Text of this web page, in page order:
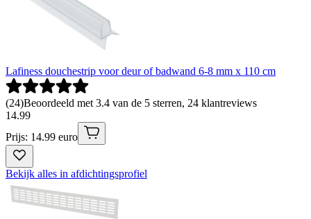
Lafiness douchestrip voor deur of badwand 6-8 mm x 110 cm
(24)Beoordeeld met 3.4 van de 5 sterren, 24 klantreviews
14.99
Prijs: 14.99 euro
Bekijk alles in afdichtingsprofiel